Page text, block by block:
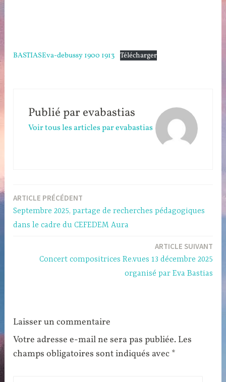
BASTIASEva-debussy 1900 1913 Télécharger
Publié par evabastias
Voir tous les articles par evabastias
Navigation
de
ARTICLE PRÉCÉDENT
Septembre 2025, partage de recherches pédagogiques
dans le cadre du CEFEDEM Aura
ARTICLE SUIVANT
Concert compositrices Re.vues 13 décembre 2025
organisé par Eva Bastias
Laisser un commentaire
Votre adresse e-mail ne sera pas publiée. Les
champs obligatoires sont indiqués avec *